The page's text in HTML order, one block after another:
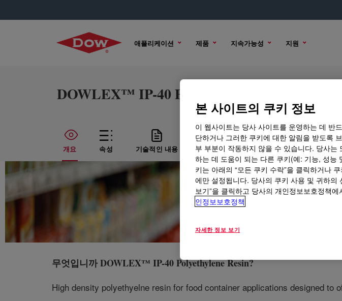
애플리케이션 제품 지속가능성 지원
DOWLEX™ IP-40 Polyethylene Resin
개요 속성 기술적인 내용 샘플 옵션 구매 옵션
무엇입니까DOWLEX™ IP-40 Polyethylene Resin?
High density polyethyelne resin for food container applications designed to
본 사이트의 쿠키 정보
이 웹사이트는 당사 사이트를 운영하는 데 반
단하거나 그러한 쿠키에 대한 알림을 받도록
부 부분이 작동하지 않을 수 있습니다. 당사
하는 데 도움이 되는 다른 쿠키(예: 기능, 성능
키는 아래의 “모든 쿠키 수락”을 클릭하거나
에만 설정됩니다. 당사의 쿠키 사용 및 귀하의
보기”을 클릭하고 당사의 개인정보보호정책
인정보보호정책
자세한 정보 보기